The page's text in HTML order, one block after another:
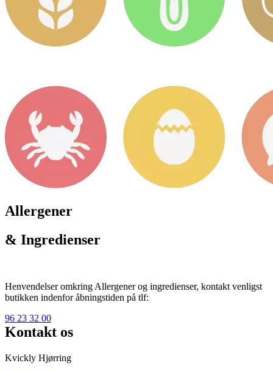
Allergener
& Ingredienser
Henvendelser omkring Allergener og ingredienser, kontakt venligst
butikken indenfor åbningstiden på tlf:
96 23 32 00
Kontakt os
Kvickly Hjørring